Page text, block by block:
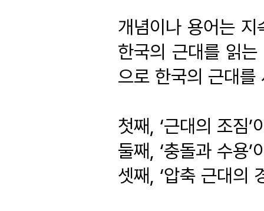
개념이나 용어는
한국의 근대를 읽
으로 한국의 근대
첫째, ‘근대의 조짐
둘째, ‘충돌과 수용
셋째, ‘압축 근대의